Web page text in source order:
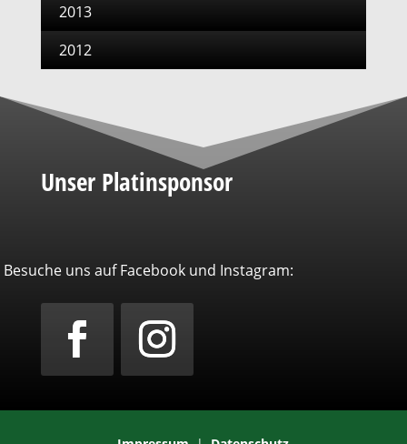
2013
2012
Unser Platinsponsor
Besuche uns auf Facebook und Instagram: